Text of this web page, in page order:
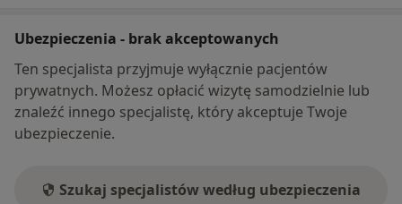
Ubezpieczenia - brak akceptowanych
Ten specjalista przyjmuje wyłącznie pacjentów
prywatnych. Możesz opłacić wizytę samodzielnie lub
znaleźć innego specjalistę, który akceptuje Twoje
ubezpieczenie.
Szukaj specjalistów według ubezpieczenia